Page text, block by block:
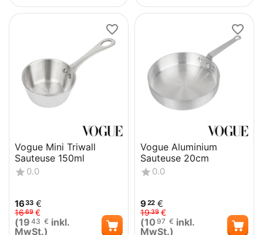
Vogue Mini Triwall
Sauteuse 150ml
0.0
1633 €
1669 €
(19 43 € inkl.
MwSt.)
Vogue Aluminium
Sauteuse 20cm
0.0
922 €
1939 €
(10 97 € inkl.
MwSt.)